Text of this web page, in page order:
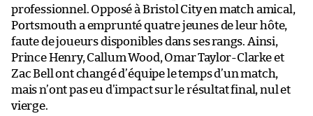
professionnel. Opposé à Bristol City en match amical,
Portsmouth a emprunté quatre jeunes de leur hôte,
faute de joueurs disponibles dans ses rangs. Ainsi,
Prince Henry, Callum Wood, Omar Taylor-Clarke et
Zac Bell ont changé d’équipe le temps d’un match,
mais n’ont pas eu d’impact sur le résultat final, nul et
vierge.